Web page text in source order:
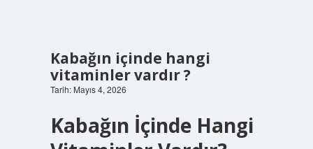
Kabağın içinde hangi
vitaminler vardır ?
Tarih: Mayıs 4, 2026
Kabağın İçinde Hangi